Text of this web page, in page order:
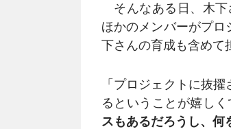
そんなある日、木下
ほかのメンバーがプ
下さんの育成も含めて
「プロジェクトに抜
るということが嬉し
スもあるだろうし、何